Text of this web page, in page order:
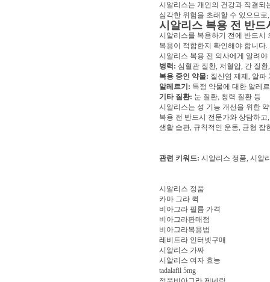
시알리스는 개인의 건강과 직결되
심각한 위험을 초래할 수 있으므
시알리스 복용 전 반드
시알리스를 복용하기 전에 반드시
복용이 적합한지 확인해야 합니다
시알리스 복용 전 의사에게 알려
병력: 심혈관 질환, 저혈압, 간 질
복용 중인 약물: 질산염 제제, 알파
알레르기: 특정 약물에 대한 알레
기타 질환: 눈 질환, 청력 질환 등
시알리스는 성 기능 개선을 위한
복용 전 반드시 전문가와 상담하
생활 습관, 규칙적인 운동, 균형 잡
관련 키워드: 시알리스 정품, 시알
시알리스 정품
카마 그라 퀵
비아그라 필름 가격
비아그라판매점
비아그라복용법
레비트라 인터넷구매
시알리스 가짜
시알리스 여자 효능
tadalafil 5mg